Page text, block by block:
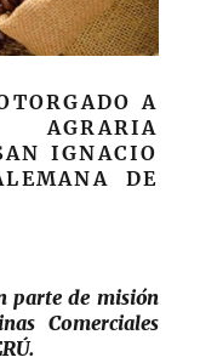
A
IGNACIO
DE
parte de misión
Comerciales